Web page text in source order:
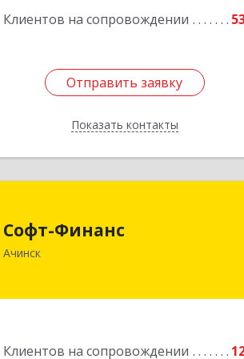
Клиентов на сопровождении
Отправить заявку
Показать контакты
Отправить заявку
Назад
Софт-Финанс
Ачинск
Клиентов на сопровождении
662150, Красноярский край, Ачинск г,